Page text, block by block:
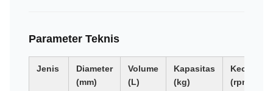
Parameter Teknis
Jenis
Diameter
(mm)
Volume
(L)
Kapasitas
(kg)
(rpm)